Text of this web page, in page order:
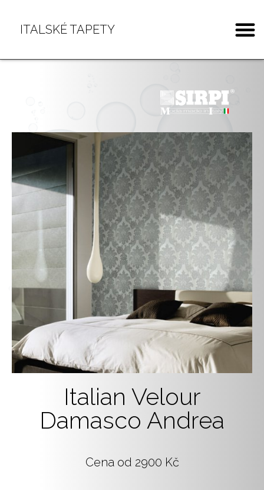
ITALSKÉ TAPETY
Italian Velour
Damasco Andrea
Cena od 2900 Kč